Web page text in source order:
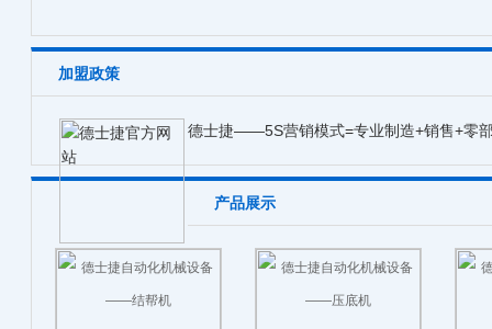
加盟政策
德士捷——5S营销模式=专业制造+销售+零
产品展示